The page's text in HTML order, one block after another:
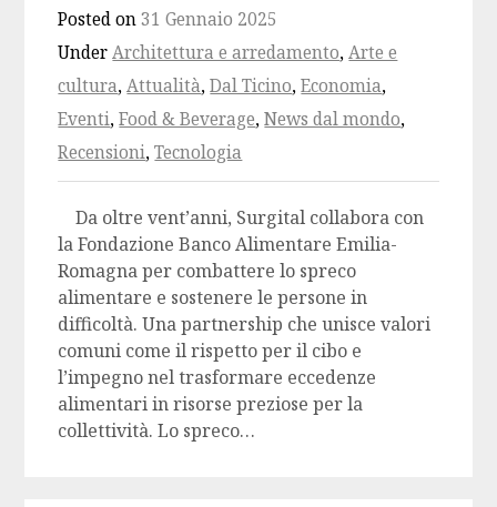
Posted on31 Gennaio 2025
UnderArchitettura e arredamento,Arte e
cultura,Attualità,Dal Ticino,Economia,
Eventi,Food & Beverage,News dal mondo,
Recensioni,Tecnologia
Da oltre vent’anni, Surgital collabora con
la Fondazione Banco Alimentare Emilia-
Romagna per combattere lo spreco
alimentare e sostenere le persone in
difficoltà. Una partnership che unisce valori
comuni come il rispetto per il cibo e
l’impegno nel trasformare eccedenze
alimentari in risorse preziose per la
collettività. Lo spreco…